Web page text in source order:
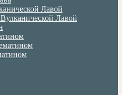
Лавой
Лавой